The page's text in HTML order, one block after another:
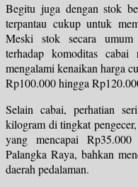
Begitu juga dengan stok
terpantau cukup untuk
Meski stok secara umum
terhadap komoditas
mengalami kenaikan harga
Rp100.000 hingga
Selain cabai, perhatian
kilogram di tingkat
yang mencapai
Palangka Raya, bahkan
daerah pedalaman.